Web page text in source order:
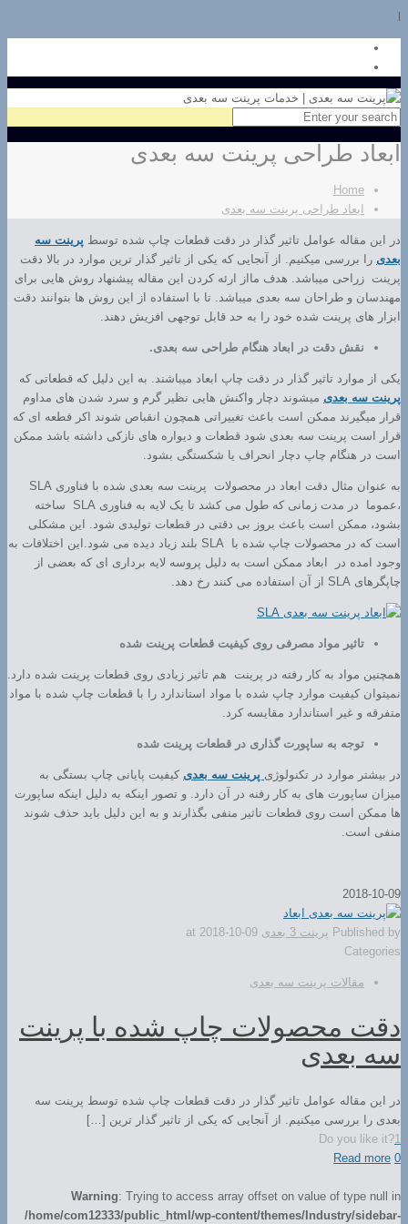
ابعاد طراحی پرینت سه بعدی
Home
ابعاد طراحی پرینت سه بعدی
در این مقاله عوامل تاثیر گذار در دقت قطعات چاپ شده توسط پرینت سه
بعدی را بررسی میکنیم. از آنجایی که یکی از تاثیر گذار ترین موارد در بالا دقت
پرینت زراحی میباشد. هدف مااز ارئه کردن این مقاله پیشنهاد روش هایی برای
مهندسان و طراحان سه بعدی میباشد. تا با استفاده از این روش ها بتوانند دقت
ابزار های پرینت شده خود را به حد قابل توجهی افزیش دهند.
نقش دقت در ابعاد هنگام طراحی سه بعدی.
یکی از موارد تاثیر گذار در دقت چاپ ابعاد میباشند. به این دلیل که قطعاتی که
پرینت سه بعدی میشوند دچار واکنش هایی نظیر گرم و سرد شدن های مداوم
قرار میگیرند ممکن است باعث تغییراتی همچون انقباص شوند اکر فطعه ای که
قرار است پرینت سه بعدی شود قطعات و دیواره های نازکی داشته باشد ممکن
است در هنگام چاپ دچار انحراف یا شکستگی بشود.
به عنوان مثال دقت ابعاد در محصولات پرینت سه بعدی شده با فناوری SLA
،عموما در مدت زمانی که طول می کشد تا یک لایه به فناوری SLA ساخته
بشود، ممکن است باعث بروز بی دقتی در قطعات تولیدی شود. این مشکلی
است که در محصولات چاپ شده با SLA بلند زیاد دیده می شود.این اختلافات به
وجود امده در ابعاد ممکن است به دلیل پروسه لایه برداری ای که بعضی از
چاپگرهای SLA از آن استفاده می کنند رخ دهد.
تاثیر مواد مصرفی روی کیفیت قطعات پرینت شده
همچنین مواد به کار رفته در پرینت هم تاثیر زیادی روی قطعات پرینت شده دارد.
نمیتوان کیفیت موارد چاپ شده با مواد استاندارد را با قطعات چاپ شده با مواد
متفرقه و غیر استاندارد مقایسه کرد.
توجه به ساپورت گذاری در قطعات پرینت شده
در بیشتر موارد در تکنولوژی پرینت سه بعدی کیفیت پایانی چاپ بستگی به
میزان ساپورت های به کار رفنه در آن دارد. و تصور اینکه به دلیل اینکه ساپورت
ها ممکن است روی قطعات تاثیر منفی بگذارند و به این دلیل باید حذف شوند
منفی است.
2018-10-09
Published by پرینت 3 بعدی at 2018-10-09
Categories
مقالات پرینت سه بعدی
دقت محصولات چاپ شده با پرینت
سه بعدی
در این مقاله عوامل تاثیر گذار در دقت قطعات چاپ شده توسط پرینت سه
بعدی را بررسی میکنیم. از آنجایی که یکی از تاثیر گذار ترین […]
Do you like it?1
0
Read more
Warning: Trying to access array offset on value of type null in
/home/com12333/public_html/wp-content/themes/Industry/sidebar-